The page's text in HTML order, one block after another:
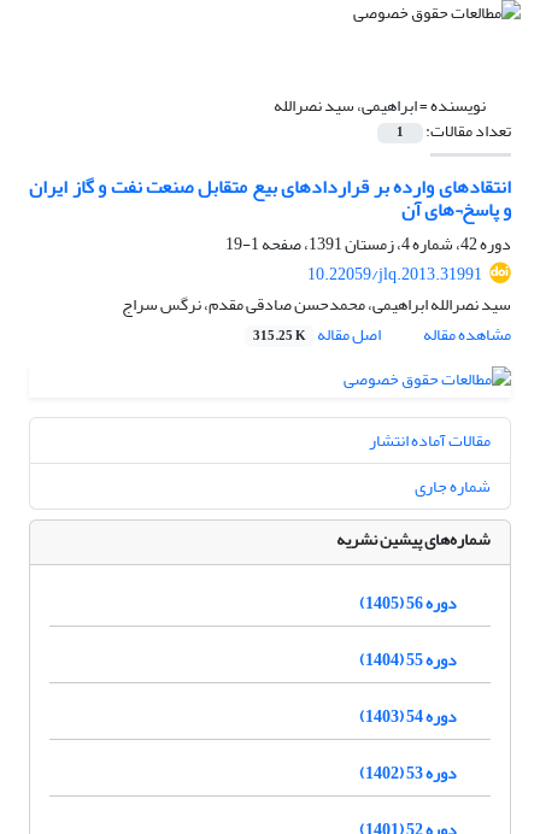
نویسنده =ابراهیمی، سید نصرالله
تعداد مقالات: 1
انتقادهای وارده بر قراردادهای بیع متقابل صنعت نفت و گاز ایران
و پاسخ¬های آن
دوره 42، شماره 4، زمستان 1391، صفحه
1-19
10.22059/jlq.2013.31991
سید نصرالله ابراهیمی، محمدحسن صادقی مقدم، نرگس سراج
مشاهده مقاله
اصل مقاله 315.25 K
مقالات آماده انتشار
شماره جاری
شماره‌های پیشین نشریه
دوره 56 (1405)
دوره 55 (1404)
دوره 54 (1403)
دوره 53 (1402)